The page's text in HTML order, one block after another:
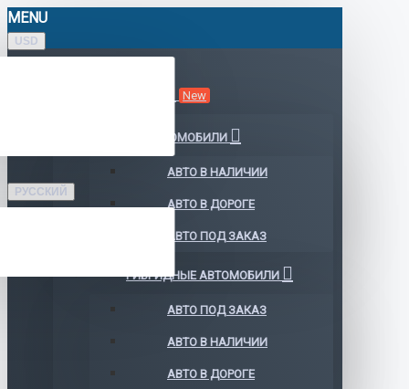
MENU
USD
РУССКИЙ
New
ЭЛЕКТРОМОБИЛИ
АВТО В НАЛИЧИИ
АВТО В ДОРОГЕ
АВТО ПОД ЗАКАЗ
ГИБРИДНЫЕ АВТОМОБИЛИ
АВТО ПОД ЗАКАЗ
АВТО В НАЛИЧИИ
АВТО В ДОРОГЕ